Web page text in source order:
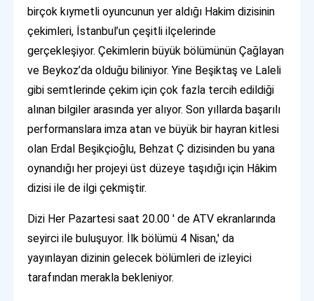
birçok kıymetli oyuncunun yer aldığı Hakim dizisinin
çekimleri, İstanbul’un çeşitli ilçelerinde
gerçekleşiyor. Çekimlerin büyük bölümünün Çağlayan
ve Beykoz’da olduğu biliniyor. Yine Beşiktaş ve Laleli
gibi semtlerinde çekim için çok fazla tercih edildiği
alınan bilgiler arasında yer alıyor. Son yıllarda başarılı
performanslara imza atan ve büyük bir hayran kitlesi
olan Erdal Beşikçioğlu, Behzat Ç dizisinden bu yana
oynandığı her projeyi üst düzeye taşıdığı için Hâkim
dizisi ile de ilgi çekmiştir.
Dizi Her Pazartesi saat 20.00 ' de ATV ekranlarında
seyirci ile buluşuyor. İlk bölümü 4 Nisan,' da
yayınlayan dizinin gelecek bölümleri de izleyici
tarafından merakla bekleniyor.